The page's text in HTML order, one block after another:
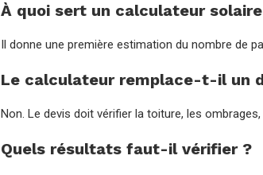
À quoi sert un calculateur
Il donne une première estimation du nombre de
Le calculateur remplace-t-il un
Non. Le devis doit vérifier la toiture, les
Quels résultats faut-il vérifier ?